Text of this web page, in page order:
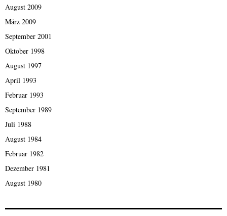
August 2009
März 2009
September 2001
Oktober 1998
August 1997
April 1993
Februar 1993
September 1989
Juli 1988
August 1984
Februar 1982
Dezember 1981
August 1980